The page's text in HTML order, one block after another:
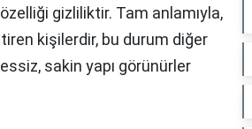
gizliliktir. Tam anlamıyla,
kişilerdir, bu durum diğer
sakin yapı görünürler